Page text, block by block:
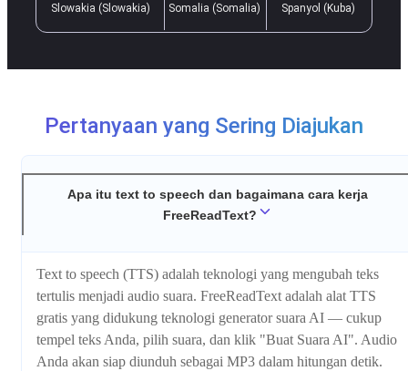
Slowakia (Slowakia) Somalia (Somalia) Spanyol (Kuba)
Pertanyaan yang Sering Diajukan
Apa itu text to speech dan bagaimana cara kerja
FreeReadText?
Text to speech (TTS) adalah teknologi yang mengubah teks
tertulis menjadi audio suara. FreeReadText adalah alat TTS
gratis yang didukung teknologi generator suara AI — cukup
tempel teks Anda, pilih suara, dan klik "Buat Suara AI". Audio
Anda akan siap diunduh sebagai MP3 dalam hitungan detik.